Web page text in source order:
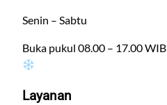
Senin – Sabtu
Buka pukul 08.00 – 17.00 WIB
Layanan